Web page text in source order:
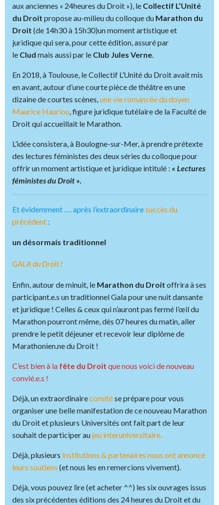
aux anciennes « 24heures du Droit »), le Collectif L’Unité
du Droit propose au-milieu du colloque du Marathon du
Droit (de 14h30 à 15h30)un moment artistique et
juridique qui sera, pour cette édition, assuré par
le Clud mais aussi par le Club Jules Verne.
En 2018, à Toulouse, le Collectif L’Unité du Droit avait mis
en avant, autour d’une courte pièce de théâtre en une
dizaine de courtes scènes,une vie romancée du doyen
Maurice Hauriou, figure juridique tutélaire de la Faculté de
Droit qui accueillait le Marathon.
L’idée consistera, à Boulogne-sur-Mer, à prendre prétexte
des lectures féministes des deux séries du colloque pour
offrir un moment artistique et juridique intitulé : « Lectures
féministes du Droit ».
Et évidemment …. après l’extraordinairesuccès du
précédent :
un désormais traditionnel
GALA du Droit !
Enfin, autour de minuit, le Marathon du Droit offrira à ses
participant.e.s un traditionnel Gala pour une nuit dansante
et juridique ! Celles & ceux qui n’auront pas fermé l’œil du
Marathon pourront même, dès 07 heures du matin, aller
prendre le petit déjeuner et recevoir leur diplôme de
Marathonien.ne du Droit !
C’est bien à la fête du Droit que nous voici de nouveau
convié.e.s !
Déjà, un extraordinairecomitése prépare pour vous
organiser une belle manifestation de ce nouveau Marathon
du Droit et plusieurs Universités ont fait part de leur
souhait de participer au jeu interuniversitaire.
Déjà, plusieurs institutions & partenaires nous ont annoncé
leurs soutiens (et nous les en remercions vivement).
Déjà, vous pouvez lire (et acheter ^^) les six ouvrages issus
des six précédentes éditions des 24 heures du Droit et du